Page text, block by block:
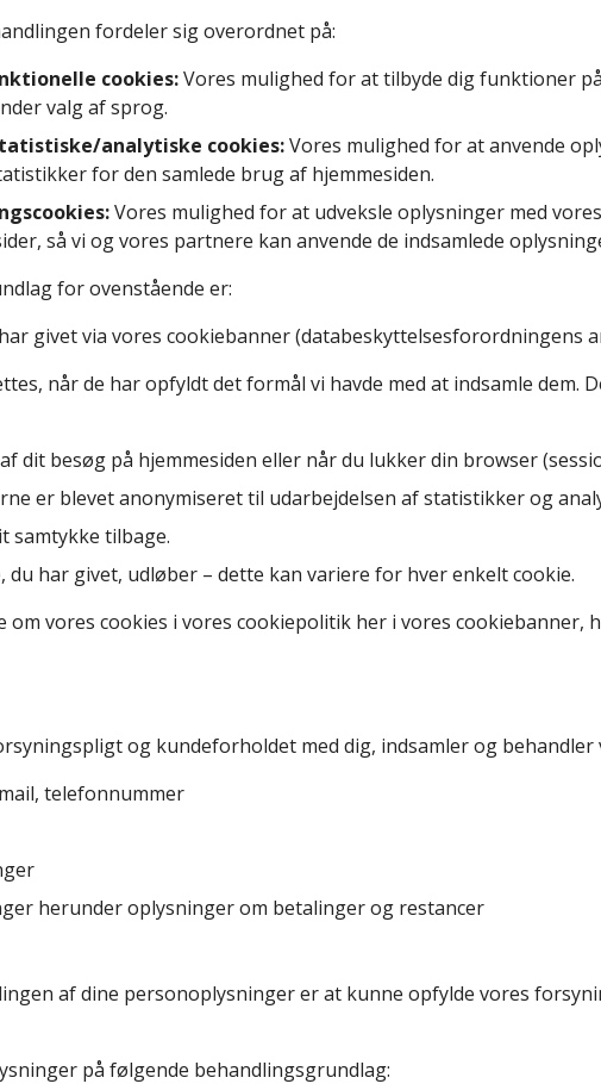
fordeler sig overordnet på:
cookies:Vores mulighed for at tilbyde dig funktioner
valg af sprog.
analytiske cookies:Vores mulighed for at anvende
for den samlede brug af hjemmesiden.
Vores mulighed for at udveksle oplysninger med
så vi og vores partnere kan anvende de indsamlede
for ovenstående er:
givet via vores cookiebanner (databeskyttelsesforordningens
når de har opfyldt det formål vi havde med at indsamle
dit besøg på hjemmesiden eller når du lukker din browser
er blevet anonymiseret til udarbejdelsen af statistikker og
samtykke tilbage.
du har givet, udløber – dette kan variere for hver enkelt cookie.
om vores cookies i vores cookiepolitik her i vores cookiebanner,
og kundeforholdet med dig, indsamler og
telefonnummer
herunder oplysninger om betalinger og restancer
af dine personoplysninger er at kunne opfylde vores
på følgende behandlingsgrundlag: